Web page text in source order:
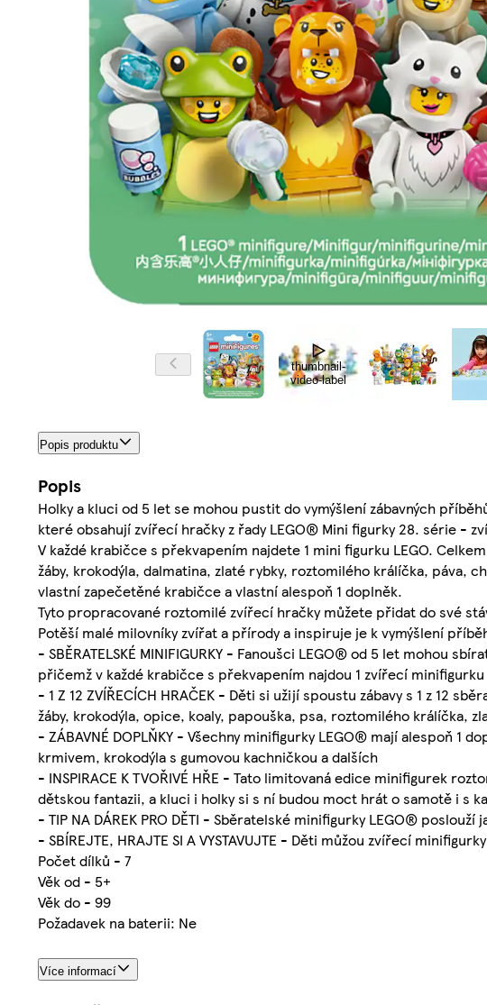
thumbnail-
video-label
Popis produktu
Popis
Holky a kluci od 5 let se mohou pustit do vymýšlení zábavných
které obsahují zvířecí hračky z řady LEGO® Mini figurky 28. série -
V každé krabičce s překvapením najdete 1 mini figurku LEGO.
žáby, krokodýla, dalmatina, zlaté rybky, roztomilého králíčka, páva,
vlastní zapečetěné krabičce a vlastní alespoň 1 doplněk.
Tyto propracované roztomilé zvířecí hračky můžete přidat do své
Potěší malé milovníky zvířat a přírody a inspiruje je k vymýšlení
- SBĚRATELSKÉ MINIFIGURKY - Fanoušci LEGO® od 5 let mohou
přičemž v každé krabičce s překvapením najdou 1 zvířecí minifigurku
- 1 Z 12 ZVÍŘECÍCH HRAČEK - Děti si užijí spoustu zábavy s 1 z 12
žáby, krokodýla, opice, koaly, papouška, psa, roztomilého králíčka,
- ZÁBAVNÉ DOPLŇKY - Všechny minifigurky LEGO® mají alespoň
krmivem, krokodýla s gumovou kachničkou a dalších
- INSPIRACE K TVOŘIVÉ HŘE - Tato limitovaná edice minifigurek
dětskou fantazii, a kluci i holky si s ní budou moct hrát o samotě i s
- TIP NA DÁREK PRO DĚTI - Sběratelské minifigurky LEGO®
- SBÍREJTE, HRAJTE SI A VYSTAVUJTE - Děti můžou zvířecí
Počet dílků - 7
Věk od - 5+
Věk do - 99
Požadavek na baterii: Ne
Více informací